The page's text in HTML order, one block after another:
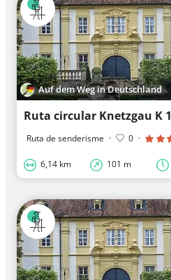
Auf dem Weg in Deutschland
Ruta circular Knetzgau K 1
Ruta de senderisme · 0 ·
6,14 km 101 m